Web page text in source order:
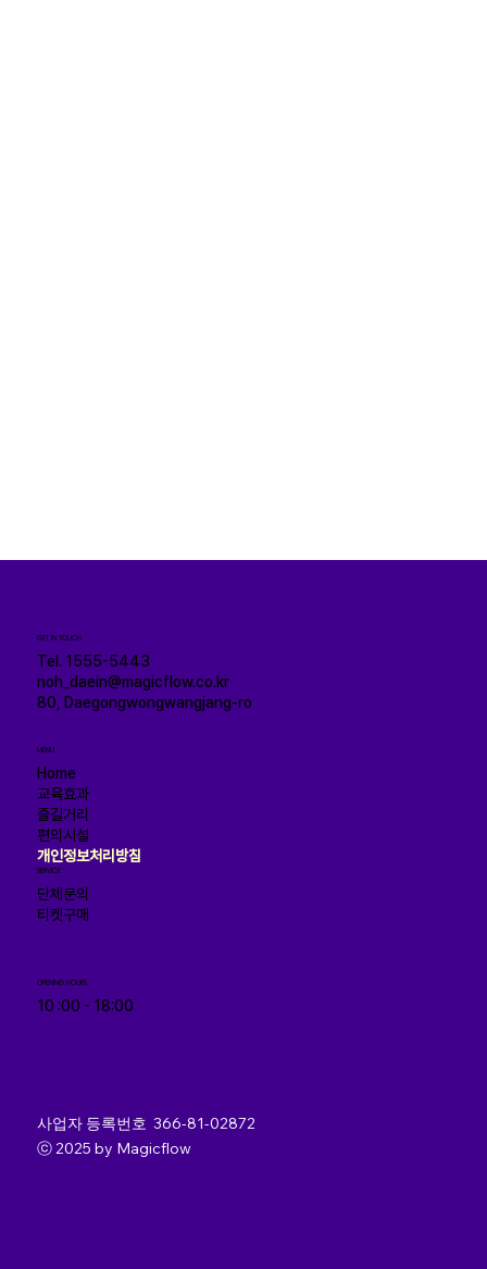
GET IN TOUCH
Tel. 1555-5443
noh_daein@magicflow.co.kr
80, Daegongwongwangjang-ro
MENU
Home
교육효과
즐길거리
편의시설
​개인정보처리방침
SERVICE
단체문의
티켓구매
OPENING HOURS
10 :00 - 18:00
사업자 등록번호 366-81-02872
ⓒ 2025 by Magicflow